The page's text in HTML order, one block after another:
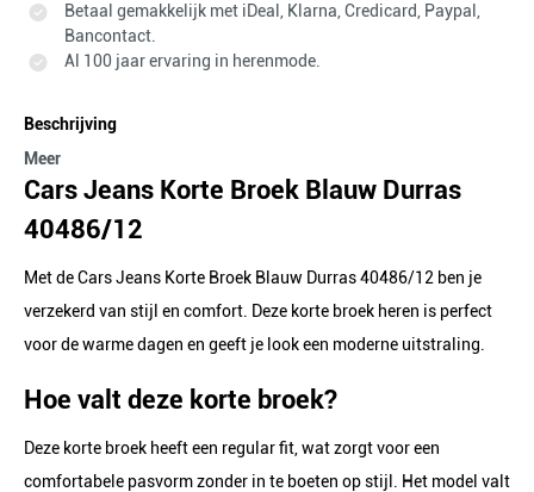
Betaal gemakkelijk met iDeal, Klarna, Credicard, Paypal,
Bancontact.
Al 100 jaar ervaring in herenmode.
Beschrijving
Meer
Cars Jeans Korte Broek Blauw Durras
40486/12
Met de Cars Jeans Korte Broek Blauw Durras 40486/12 ben je
verzekerd van stijl en comfort. Deze korte broek heren is perfect
voor de warme dagen en geeft je look een moderne uitstraling.
Hoe valt deze korte broek?
Deze korte broek heeft een regular fit, wat zorgt voor een
comfortabele pasvorm zonder in te boeten op stijl. Het model valt